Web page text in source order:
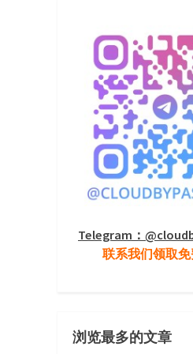
Telegram：
联系我们领取免
浏览最多的文章